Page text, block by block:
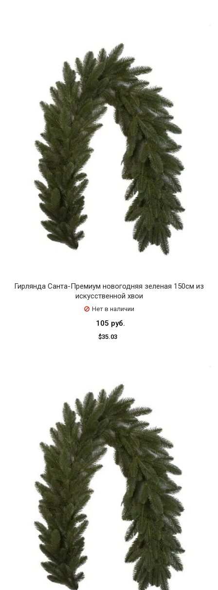
Гирлянда Санта-Премиум новогодняя зеленая 150см из
искусственной хвои
Нет в наличии
105 руб.
$35.03